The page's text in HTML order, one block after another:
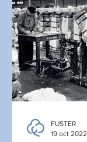
FUSTER
19 oct 2022